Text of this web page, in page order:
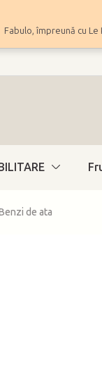
Fabulo, împreună cu
de ata